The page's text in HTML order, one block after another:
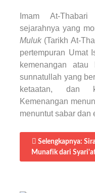
Imam At-
sejarahnya yang
Muluk(Tarikh At-
pertempuran Umat
kemenangan
sunnatullah yang
ketaatan, dan
Kemenangan
menuntut sabar dan
Selengkapnya: